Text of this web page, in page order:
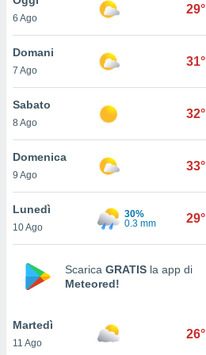
è
al sito
di
ci
di
il
un
la
nella
6 Ago
29°
Domani
7 Ago
31°
Sabato
8 Ago
32°
Domenica
9 Ago
33°
Lunedì
10 Ago
30%
0.3 mm
29°
Scarica GRATIS la app di
Meteored!
Martedì
11 Ago
26°